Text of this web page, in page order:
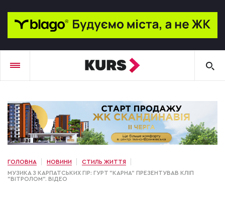
ГОЛОВНА НОВИНИ
СТИЛЬ ЖИТТЯ
МУЗИКА З КАРПАТСЬКИХ ГІР: ГУРТ "КАРНА" ПРЕЗЕНТУВАВ КЛІП
"ВІТРОЛОМ". ВІДЕО